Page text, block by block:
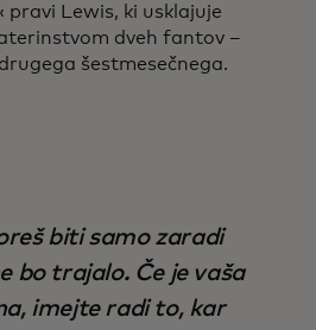
pravi Lewis, ki usklajuje
dveh fantov –
šestmesečnega.
biti samo zaradi
bo trajalo. Če je vaša
imejte radi to, kar